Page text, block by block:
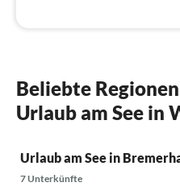
Beliebte
Urlaub am See in
Urlaub am See in
7 Unterkünfte